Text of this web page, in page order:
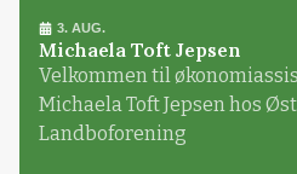
3. AUG.
Michaela Toft Jepsen
Velkommen til
Michaela Toft Jepsen hos
Landboforening